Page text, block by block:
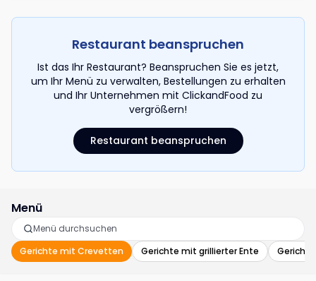
Restaurant beanspruchen
Ist das Ihr Restaurant? Beanspruchen Sie es jetzt,
um Ihr Menü zu verwalten, Bestellungen zu erhalten
und Ihr Unternehmen mit ClickandFood zu
vergrößern!
Restaurant beanspruchen
Menü
Gerichte mit Crevetten Gerichte mit grillierter Ente